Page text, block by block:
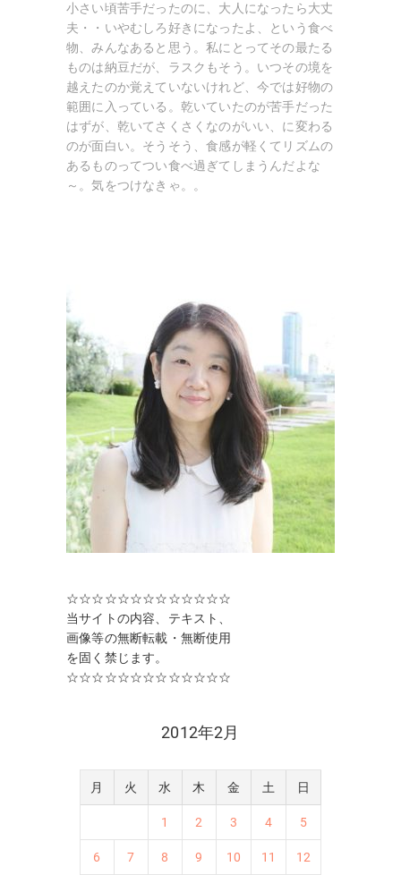
小さい頃苦手だったのに、大人になったら大丈
夫・・いやむしろ好きになったよ、という食べ
物、みんなあると思う。私にとってその最たる
ものは納豆だが、ラスクもそう。いつその境を
越えたのか覚えていないけれど、今では好物の
範囲に入っている。乾いていたのが苦手だった
はずが、乾いてさくさくなのがいい、に変わる
のが面白い。そうそう、食感が軽くてリズムの
あるものってつい食べ過ぎてしまうんだよな
～。気をつけなきゃ。。
☆☆☆☆☆☆☆☆☆☆☆☆☆
当サイトの内容、テキスト、
画像等の無断転載・無断使用
を固く禁じます。
☆☆☆☆☆☆☆☆☆☆☆☆☆
2012年2月
月 火 水 木 金 土 日
1 2 3 4 5
6 7 8 9 10 11 12